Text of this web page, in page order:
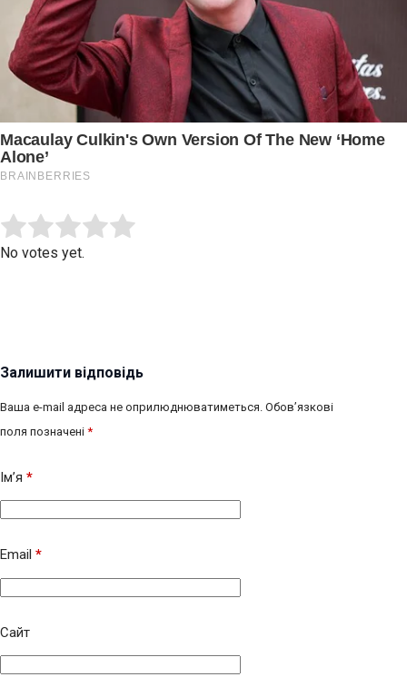
Rate this item:
No votes yet.
Залишити відповідь
Ваша e-mail адреса не оприлюднюватиметься. Обов’язкові
поля позначені *
Ім’я *
Email *
Сайт